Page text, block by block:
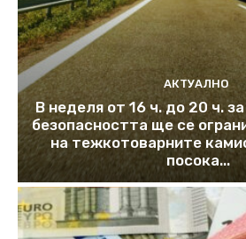
АКТУАЛНО
В неделя от 16 ч. до 20 ч.
безопасността ще се
на тежкотоварните
посока...